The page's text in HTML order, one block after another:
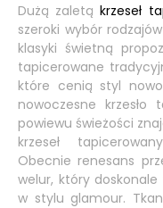
Dużą zaletąkrzeseł
szeroki wybór
klasyki świetną
tapicerowane
które cenią styl
nowoczesne
powiewu świeżości
krzeseł
Obecnie renesans
welur, który
w stylu glamour.